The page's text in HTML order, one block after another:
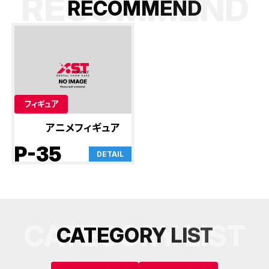
RECOMMEND
フィギュア
アニメフィギュア
P-35 DETAIL
CATEGORY LIST
CATEGORY LIST